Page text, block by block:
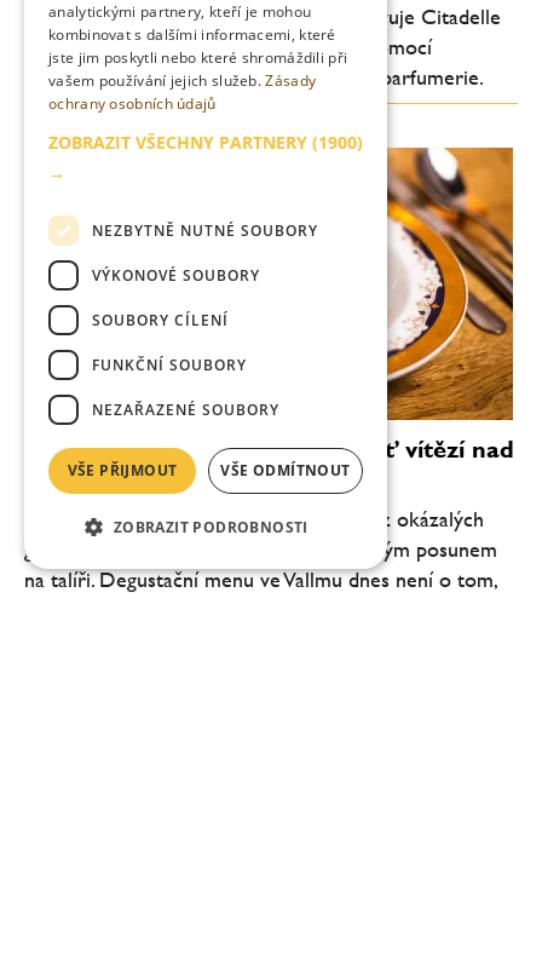
Průkopník moderního craft ginu představuje Citadelle
0.0 – nealkoholický destilát vytvořený pomocí
technologií inspirovaných světem haute parfumerie.
Vallmo bez Makovičky: když chuť vítězí nad
efektem
Pražské Vallmo vstupuje do nové éry. Bez okázalých
gest, bez snahy šokovat, ale s jasně čitelným posunem
na talíři. Degustační menu ve Vallmu dnes není o tom,
analytickými partnery, kteří je mohou
kombinovat s dalšími informacemi, které
jste jim poskytli nebo které shromáždili při
vašem používání jejich služeb.Zásady
ochrany osobních údajů
ZOBRAZIT VŠECHNY PARTNERY (1900)
→
NEZBYTNĚ NUTNÉ SOUBORY
VÝKONOVÉ SOUBORY
SOUBORY CÍLENÍ
FUNKČNÍ SOUBORY
NEZAŘAZENÉ SOUBORY
VŠE PŘIJMOUT VŠE ODMÍTNOUT
ZOBRAZIT PODROBNOSTI